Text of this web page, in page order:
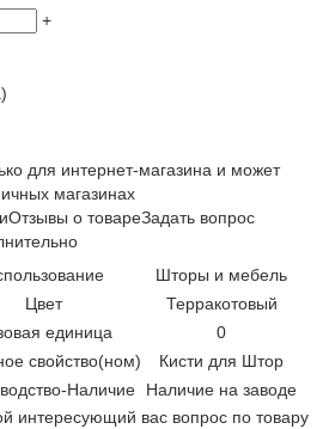
+
для интернет-магазина и может
магазинах
Отзывы о товареЗадать вопрос
Шторы и мебель
Цвет
Терракотовый
единица
0
свойство(ном)
Кисти для Штор
Наличие
Наличие на заводе
интересующий вас вопрос по товару